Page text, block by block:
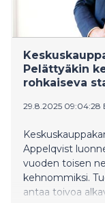
Pelättyäkin
rohkaiseva
29.8.2025 09:04:28
Appelqvist
vuoden toisen
kehnommiksi.
antaa toivoa